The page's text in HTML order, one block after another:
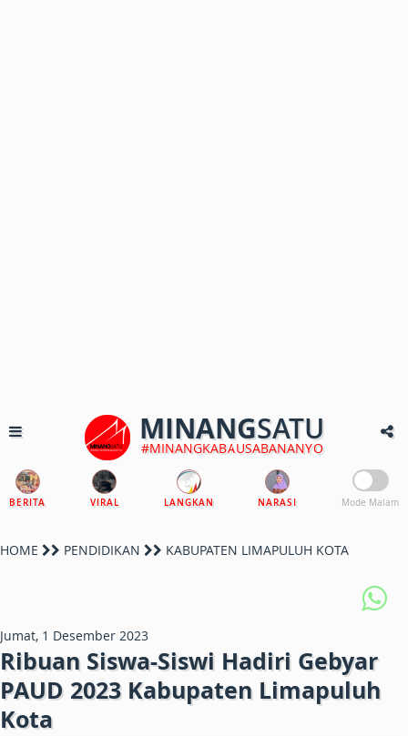
MINANGSATU
#MINANGKABAUSABANANYO
BERITA VIRAL LANGKAN NARASI Mode Malam
HOME PENDIDIKAN KABUPATEN LIMAPULUH KOTA
Jumat, 1 Desember 2023
Ribuan Siswa-Siswi Hadiri Gebyar
PAUD 2023 Kabupaten Limapuluh
Kota